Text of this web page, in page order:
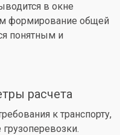
в окне
формирование общей
понятным и
расчета
к транспорту,